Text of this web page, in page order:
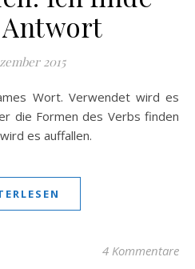
2015
die Formen des Verbs finden
es auffallen.
4 Kommentare